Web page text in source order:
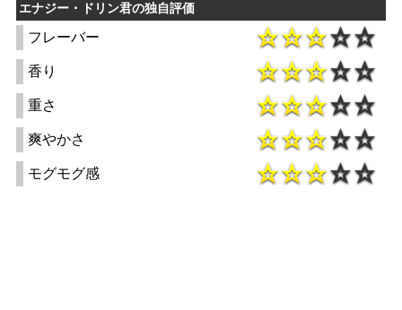
エナジー・ドリン君の独自評価
フレーバー
香り
重さ
爽やかさ
モグモグ感